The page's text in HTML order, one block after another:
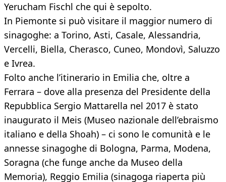
Yerucham Fischl che qui è sepolto.
In Piemonte si può visitare il maggior numero di
sinagoghe: a Torino, Asti, Casale, Alessandria,
Vercelli, Biella, Cherasco, Cuneo, Mondovì, Saluzzo
e Ivrea.
Folto anche l’itinerario in Emilia che, oltre a
Ferrara – dove alla presenza del Presidente della
Repubblica Sergio Mattarella nel 2017 è stato
inaugurato il Meis (Museo nazionale dell’ebraismo
italiano e della Shoah) – ci sono le comunità e le
annesse sinagoghe di Bologna, Parma, Modena,
Soragna (che funge anche da Museo della
Memoria), Reggio Emilia (sinagoga riaperta più